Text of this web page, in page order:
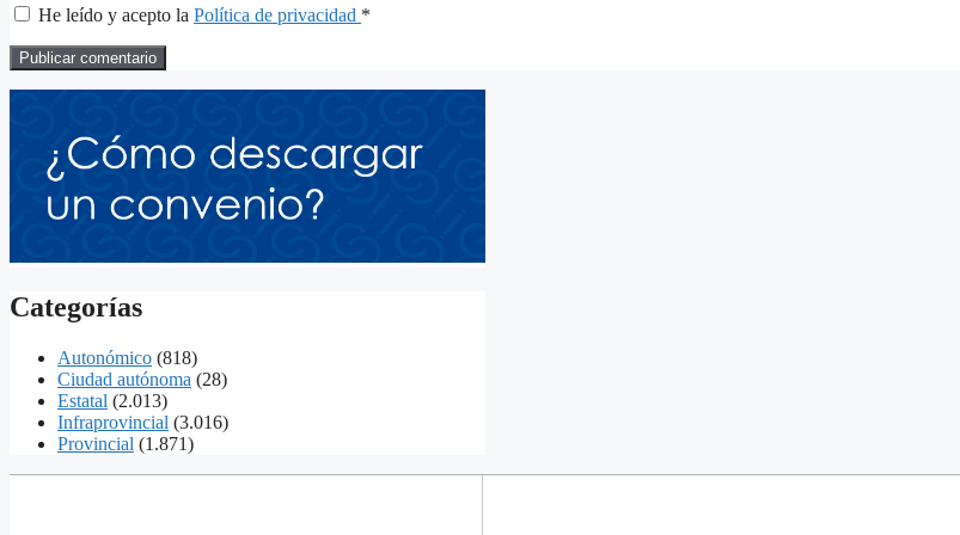
He leído y acepto la Política de privacidad *
Categorías
Autonómico (818)
Ciudad autónoma (28)
Estatal (2.013)
Infraprovincial (3.016)
Provincial (1.871)